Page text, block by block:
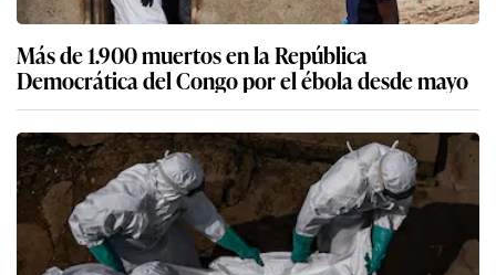
Más de 1.900 muertos en la República
Democrática del Congo por el ébola desde mayo